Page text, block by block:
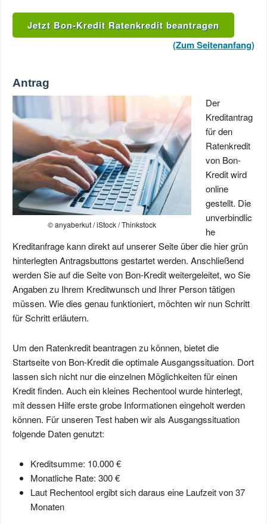
Jetzt Bon-Kredit Ratenkredit beantragen
(Zum Seitenanfang)
Antrag
© anyaberkut / iStock / Thinkstock
Der
Kreditantrag
für den
Ratenkredit
von Bon-
Kredit wird
online
gestellt. Die
unverbindlic
he
Kreditanfrage kann direkt auf unserer Seite über die hier grün
hinterlegten Antragsbuttons gestartet werden. Anschließend
werden Sie auf die Seite von Bon-Kredit weitergeleitet, wo Sie
Angaben zu Ihrem Kreditwunsch und Ihrer Person tätigen
müssen. Wie dies genau funktioniert, möchten wir nun Schritt
für Schritt erläutern.
Um den Ratenkredit beantragen zu können, bietet die
Startseite von Bon-Kredit die optimale Ausgangssituation. Dort
lassen sich nicht nur die einzelnen Möglichkeiten für einen
Kredit finden. Auch ein kleines Rechentool wurde hinterlegt,
mit dessen Hilfe erste grobe Informationen eingeholt werden
können. Für unseren Test haben wir als Ausgangssituation
folgende Daten genutzt:
Kreditsumme: 10.000 €
Monatliche Rate: 300 €
Laut Rechentool ergibt sich daraus eine Laufzeit von 37
Monaten